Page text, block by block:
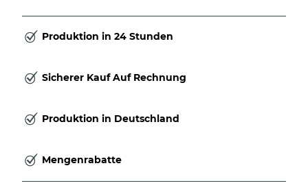
Produktion in 24 Stunden
Sicherer Kauf Auf Rechnung
Produktion in Deutschland
Mengenrabatte